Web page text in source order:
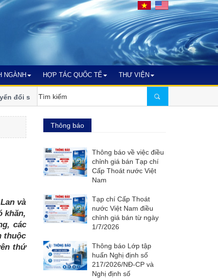
NGÀNH HỢP TÁC QUỐC TẾ THƯ VIỆN
số, thích ứng biến
VWSA tham dự Triển lãm và Hội nghị
2026) tại Malaysia
và
khăn,
các
thuộc
thứ
Thông báo
Thông báo về việc điều
chỉnh giá bán Tạp chí
Cấp Thoát nước Việt
Nam
Tạp chí Cấp Thoát
nước Việt Nam điều
chỉnh giá bán từ ngày
1/7/2026
Thông báo Lớp tập
huấn Nghị định số
217/2026/NĐ-CP và
Nghị định số